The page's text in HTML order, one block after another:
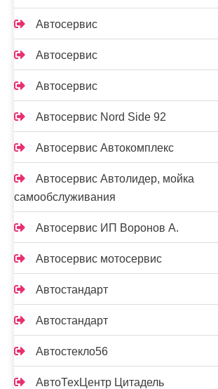
Автосервис
Автосервис
Автосервис
Автосервис Nord Side 92
Автосервис Автокомплекс
Автосервис Автолидер, мойка
самообслуживания
Автосервис ИП Воронов А.
Автосервис мотосервис
Автостандарт
Автостандарт
Автостекло56
АвтоТехЦентр Цитадель